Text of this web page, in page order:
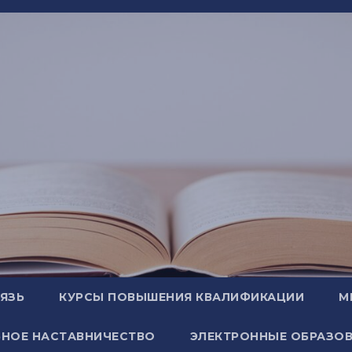
КУРСЫ ПОВЫШЕНИЯ КВАЛИФИКАЦИИ
НАСТАВНИЧЕСТВО ЭЛЕКТРОННЫЕ